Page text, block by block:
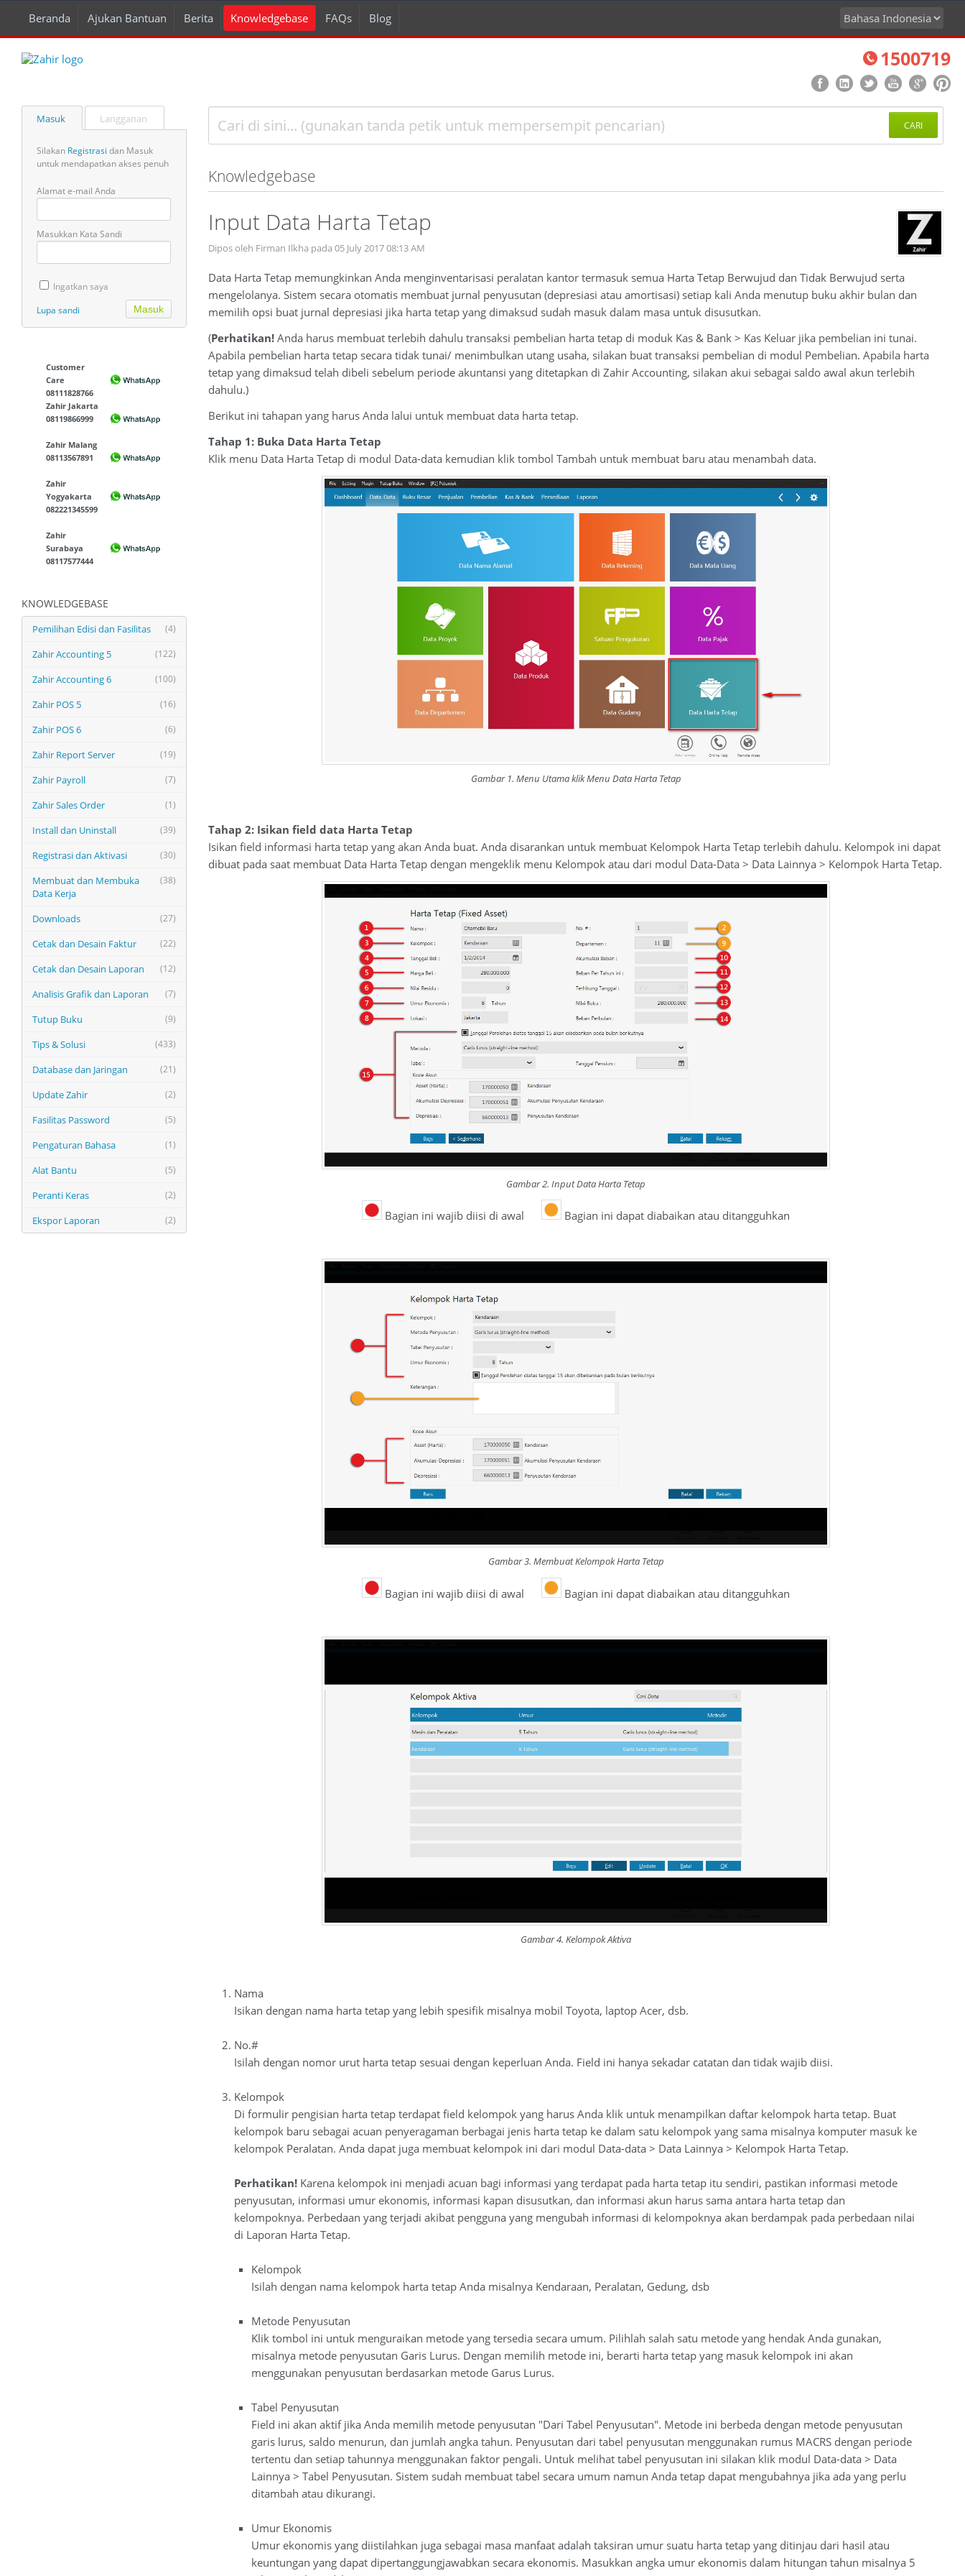
Beranda Ajukan Bantuan Berita Knowledgebase FAQs Blog
1500719
Masuk Langganan
Silakan Registrasi dan Masuk
untuk mendapatkan akses penuh
Alamat e-mail Anda
Masukkan Kata Sandi
Ingatkan saya
Lupa sandi
Customer
Care
08111828766
Zahir Jakarta
08119866999
Zahir Malang
08113567891
Zahir
Yogyakarta
082221345599
Zahir
Surabaya
08117577444
KNOWLEDGEBASE
(4)
Pemilihan Edisi dan Fasilitas
(122)
Zahir Accounting 5
(100)
Zahir Accounting 6
(16)
Zahir POS 5
(6)
Zahir POS 6
(19)
Zahir Report Server
(7)
Zahir Payroll
(1)
Zahir Sales Order
(39)
Install dan Uninstall
(30)
Registrasi dan Aktivasi
(38)
Membuat dan Membuka
Data Kerja
(27)
Downloads
(22)
Cetak dan Desain Faktur
(12)
Cetak dan Desain Laporan
(7)
Analisis Grafik dan Laporan
(9)
Tutup Buku
(433)
Tips & Solusi
(21)
Database dan Jaringan
(2)
Update Zahir
(5)
Fasilitas Password
(1)
Pengaturan Bahasa
(5)
Alat Bantu
(2)
Peranti Keras
(2)
Ekspor Laporan
CARI
Knowledgebase
Input Data Harta Tetap
Dipos oleh Firman Ilkha pada 05 July 2017 08:13 AM
Data Harta Tetap memungkinkan Anda menginventarisasi peralatan kantor termasuk semua Harta Tetap Berwujud dan Tidak Berwujud serta
mengelolanya. Sistem secara otomatis membuat jurnal penyusutan (depresiasi atau amortisasi) setiap kali Anda menutup buku akhir bulan dan
memilih opsi buat jurnal depresiasi jika harta tetap yang dimaksud sudah masuk dalam masa untuk disusutkan.
(Perhatikan! Anda harus membuat terlebih dahulu transaksi pembelian harta tetap di moduk Kas & Bank > Kas Keluar jika pembelian ini tunai.
Apabila pembelian harta tetap secara tidak tunai/ menimbulkan utang usaha, silakan buat transaksi pembelian di modul Pembelian. Apabila harta
tetap yang dimaksud telah dibeli sebelum periode akuntansi yang ditetapkan di Zahir Accounting, silakan akui sebagai saldo awal akun terlebih
dahulu.)
Berikut ini tahapan yang harus Anda lalui untuk membuat data harta tetap.
Tahap 1: Buka Data Harta Tetap
Klik menu Data Harta Tetap di modul Data-data kemudian klik tombol Tambah untuk membuat baru atau menambah data.
Gambar 1. Menu Utama klik Menu Data Harta Tetap
Tahap 2: Isikan field data Harta Tetap
Isikan field informasi harta tetap yang akan Anda buat. Anda disarankan untuk membuat Kelompok Harta Tetap terlebih dahulu. Kelompok ini dapat
dibuat pada saat membuat Data Harta Tetap dengan mengeklik menu Kelompok atau dari modul Data-Data > Data Lainnya > Kelompok Harta Tetap.
Gambar 2. Input Data Harta Tetap
Bagian ini wajib diisi di awal Bagian ini dapat diabaikan atau ditangguhkan
Gambar 3. Membuat Kelompok Harta Tetap
Bagian ini wajib diisi di awal Bagian ini dapat diabaikan atau ditangguhkan
Gambar 4. Kelompok Aktiva
Nama
Isikan dengan nama harta tetap yang lebih spesifik misalnya mobil Toyota, laptop Acer, dsb.
No.#
Isilah dengan nomor urut harta tetap sesuai dengan keperluan Anda. Field ini hanya sekadar catatan dan tidak wajib diisi.
Kelompok
Di formulir pengisian harta tetap terdapat field kelompok yang harus Anda klik untuk menampilkan daftar kelompok harta tetap. Buat
kelompok baru sebagai acuan penyeragaman berbagai jenis harta tetap ke dalam satu kelompok yang sama misalnya komputer masuk ke
kelompok Peralatan. Anda dapat juga membuat kelompok ini dari modul Data-data > Data Lainnya > Kelompok Harta Tetap.
Perhatikan! Karena kelompok ini menjadi acuan bagi informasi yang terdapat pada harta tetap itu sendiri, pastikan informasi metode
penyusutan, informasi umur ekonomis, informasi kapan disusutkan, dan informasi akun harus sama antara harta tetap dan
kelompoknya. Perbedaan yang terjadi akibat pengguna yang mengubah informasi di kelompoknya akan berdampak pada perbedaan nilai
di Laporan Harta Tetap.
Kelompok
Isilah dengan nama kelompok harta tetap Anda misalnya Kendaraan, Peralatan, Gedung, dsb
Metode Penyusutan
Klik tombol ini untuk menguraikan metode yang tersedia secara umum. Pilihlah salah satu metode yang hendak Anda gunakan,
misalnya metode penyusutan Garis Lurus. Dengan memilih metode ini, berarti harta tetap yang masuk kelompok ini akan
menggunakan penyusutan berdasarkan metode Garus Lurus.
Tabel Penyusutan
Field ini akan aktif jika Anda memilih metode penyusutan "Dari Tabel Penyusutan". Metode ini berbeda dengan metode penyusutan
garis lurus, saldo menurun, dan jumlah angka tahun. Penyusutan dari tabel penyusutan menggunakan rumus MACRS dengan periode
tertentu dan setiap tahunnya menggunakan faktor pengali. Untuk melihat tabel penyusutan ini silakan klik modul Data-data > Data
Lainnya > Tabel Penyusutan. Sistem sudah membuat tabel secara umum namun Anda tetap dapat mengubahnya jika ada yang perlu
ditambah atau dikurangi.
Umur Ekonomis
Umur ekonomis yang diistilahkan juga sebagai masa manfaat adalah taksiran umur suatu harta tetap yang ditinjau dari hasil atau
keuntungan yang dapat dipertanggungjawabkan secara ekonomis. Masukkan angka umur ekonomis dalam hitungan tahun misalnya 5